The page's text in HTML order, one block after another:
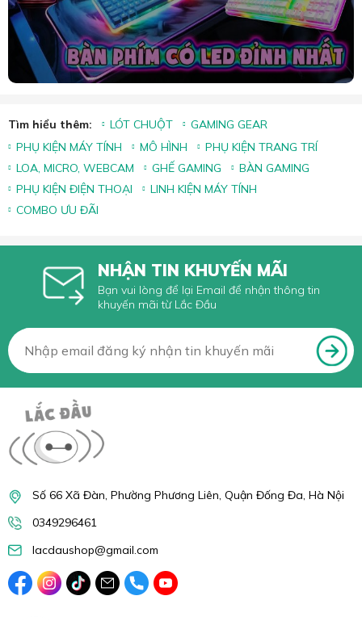
Tìm hiểu thêm: LÓT CHUỘT
GAMING GEAR
PHỤ KIỆN MÁY TÍNH
MÔ HÌNH
PHỤ KIỆN TRANG TRÍ
LOA, MICRO, WEBCAM
GHẾ GAMING
BÀN GAMING
PHỤ KIỆN ĐIỆN THOẠI
LINH KIỆN MÁY TÍNH
COMBO ƯU ĐÃI
NHẬN TIN KHUYẾN MÃI
Bạn vui lòng để lại Email để nhận thông tin
khuyến mãi từ Lắc Đầu
Số 66 Xã Đàn, Phường Phương Liên, Quận Đống Đa, Hà Nội
0349296461
lacdaushop@gmail.com